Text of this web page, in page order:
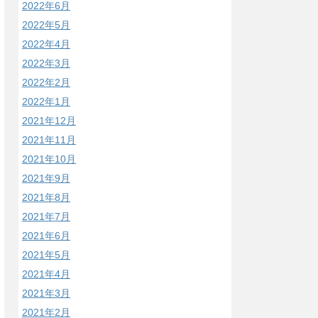
2022年6月
2022年5月
2022年4月
2022年3月
2022年2月
2022年1月
2021年12月
2021年11月
2021年10月
2021年9月
2021年8月
2021年7月
2021年6月
2021年5月
2021年4月
2021年3月
2021年2月